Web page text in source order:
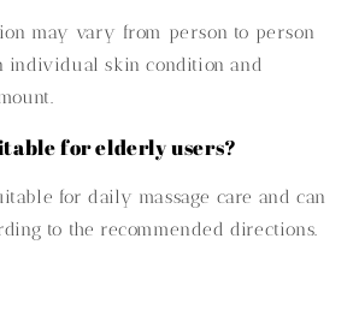
may vary from person to person
individual skin condition and
for elderly users?
for daily massage care and can
to the recommended directions.